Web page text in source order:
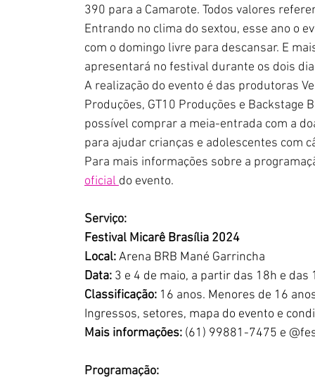
390 para a Camarote. Todos valores
Entrando no clima do sextou, esse ano o
com o domingo livre para descansar. E
apresentará no festival durante os dois
A realização do evento é das produtoras
Produções, GT10 Produções e
possível comprar a meia-entrada com a
para ajudar crianças e adolescentes com
Para mais informações sobre a
oficial do evento.
Serviço:
Festival Micarê Brasília 2024
Local: Arena BRB Mané Garrincha
Data: 3 e 4 de maio, a partir das 18h e
Classificação: 16 anos. Menores de 16
Ingressos, setores, mapa do evento e
Mais informações: (61) 99881-7475 e
Programação: